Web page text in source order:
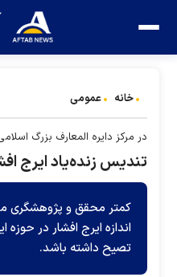
خانه عمومی
در مرکز دایره المعارف بزرگ
تندیس زنده‌یاد ایرج
کمتر محقق و پژوهشگری
اندازه ایرج افشار در
تصیح داشته باشد.